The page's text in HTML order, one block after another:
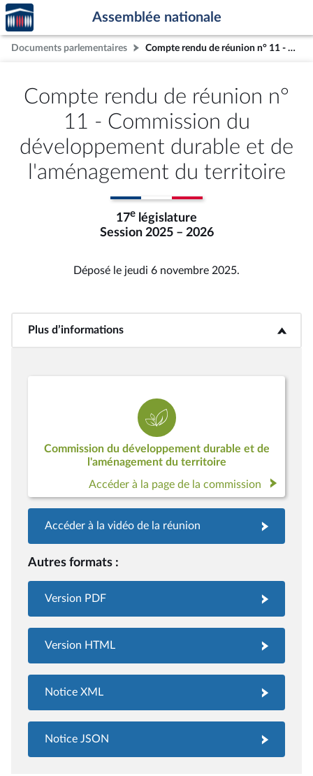
Aller au contenu
Aller en bas de la page
Accèder
à la
page
d'accueil
Assemblée nationale
Documents parlementaires Compte rendu de réunion n° 11 - Commission du développement durable et de l'aménagement du territoire
Compte rendu de réunion n°
11 - Commission du
développement durable et de
l'aménagement du territoire
17e législature
Session 2025 – 2026
Déposé le jeudi 6 novembre 2025.
Plus d’informations<b>Plus d’informations</b>
Commission du développement durable et de
l'aménagement du territoire
Accéder à la page de la commission
Accéder à la vidéo de la réunion
Autres formats :
Version PDF
Version HTML
Notice XML
Notice JSON